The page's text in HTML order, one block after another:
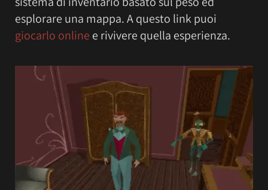
esplorare una mappa. A questo link puoi
giocarlo online e rivivere quella esperienza.